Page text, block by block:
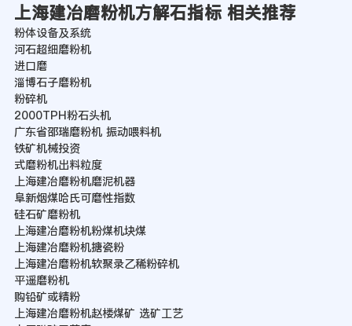
上海建冶磨粉机方解石指标 相关推荐
粉体设备及系统
河石超细磨粉机
进口磨
淄博石子磨粉机
粉碎机
2000TPH粉石头机
广东省邵瑞磨粉机 振动喂料机
铁矿机械投资
式磨粉机出料粒度
上海建冶磨粉机磨泥机器
阜新烟煤哈氏可磨性指数
硅石矿磨粉机
上海建冶磨粉机粉煤机块煤
上海建冶磨粉机搪瓷粉
上海建冶磨粉机软聚录乙稀粉碎机
平遥磨粉机
购铅矿或精粉
上海建冶磨粉机赵楼煤矿 选矿工艺